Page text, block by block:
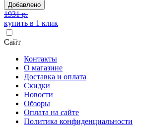
Добавлено
1931 р.
купить в 1 клик
Сайт
Контакты
О магазине
Доставка и оплата
Скидки
Новости
Обзоры
Оплата на сайте
Политика конфиденциальности